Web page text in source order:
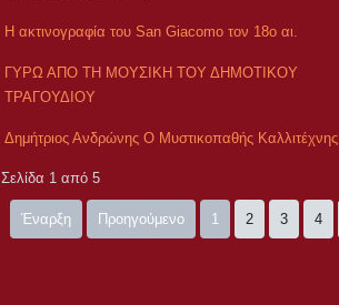
Η ακτινογραφία του San Giacomo τον 18ο αι.
ΓΥΡΩ ΑΠΟ ΤΗ ΜΟΥΣΙΚΗ ΤΟΥ ΔΗΜΟΤΙΚΟΥ
ΤΡΑΓΟΥΔΙΟΥ
Δημήτριος Ανδρώνης Ο Μυστικοπαθής Καλλιτέχνης
Σελίδα 1 από 5
Έναρξη Προηγούμενο 1 2 3 4